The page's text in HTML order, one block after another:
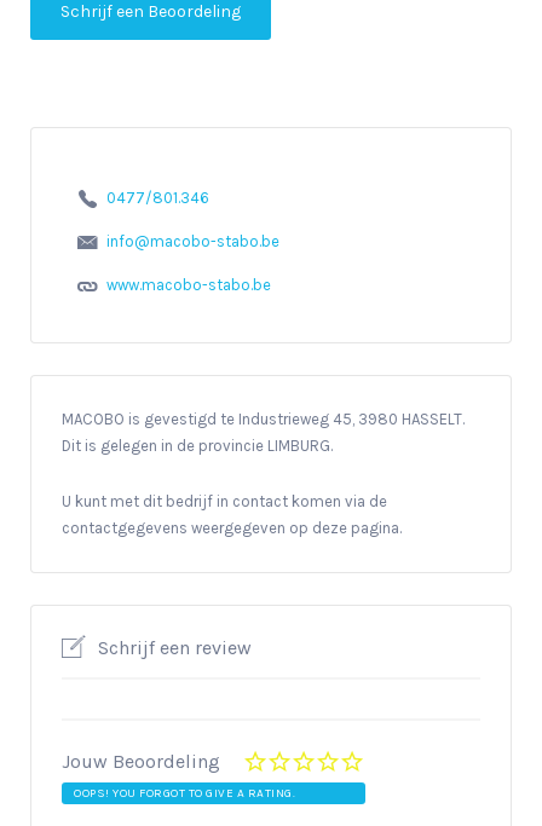
Schrijf een Beoordeling
0477/801.346
info@macobo-stabo.be
www.macobo-stabo.be
MACOBO is gevestigd te Industrieweg 45, 3980 HASSELT.
Dit is gelegen in de provincie LIMBURG.
U kunt met dit bedrijf in contact komen via de
contactgegevens weergegeven op deze pagina.
Schrijf een review
Jouw Beoordeling
OOPS! YOU FORGOT TO GIVE A RATING.